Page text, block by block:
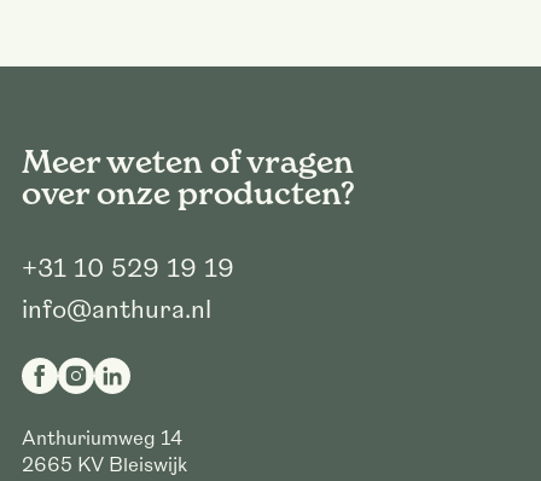
Meer weten of vragen
over onze producten?
+31 10 529 19 19
info@anthura.nl
Anthuriumweg 14
2665 KV Bleiswijk